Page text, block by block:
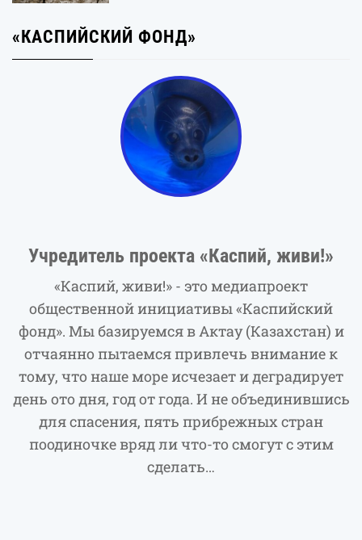
«КАСПИЙСКИЙ ФОНД»
Учредитель проекта «Каспий, живи!»
«Каспий, живи!» - это медиапроект
общественной инициативы «Каспийский
фонд». Мы базируемся в Актау (Казахстан) и
отчаянно пытаемся привлечь внимание к
тому, что наше море исчезает и деградирует
день ото дня, год от года. И не объединившись
для спасения, пять прибрежных стран
поодиночке вряд ли что-то смогут с этим
сделать…